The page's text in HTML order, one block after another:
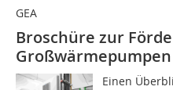
GEA
Broschüre zur
Großwärmepumpen
Einen